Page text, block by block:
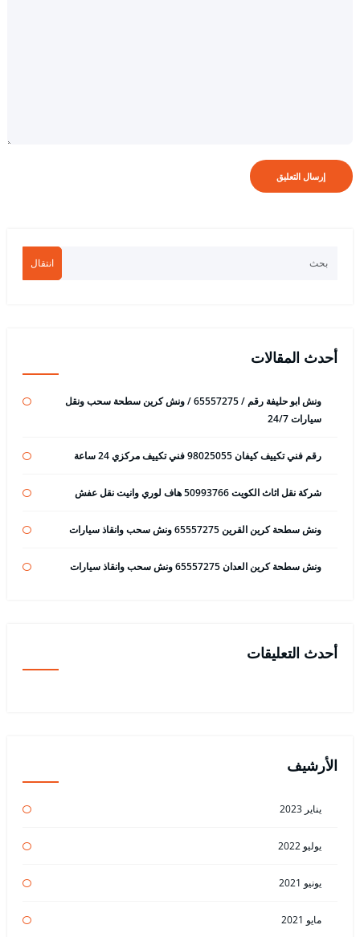
انتقال
أحدث المقالات
ونش ابو حليفة رقم / 65557275 / ونش كرين سطحة سحب ونقل
سيارات 24/7
رقم فني تكييف كيفان 98025055 فني تكييف مركزي 24 ساعة
شركة نقل اثاث الكويت 50993766 هاف لوري وانيت نقل عفش
ونش سطحة كرين القرين 65557275 ونش سحب وانقاذ سيارات
ونش سطحة كرين العدان 65557275 ونش سحب وانقاذ سيارات
أحدث التعليقات
الأرشيف
يناير 2023
يوليو 2022
يونيو 2021
مايو 2021